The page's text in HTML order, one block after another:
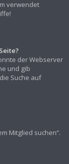
verwendet
der Webserver
und gib
Suche auf
Mitglied suchen“.